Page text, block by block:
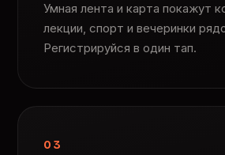
Умная лента и карта покажут
лекции, спорт и вечеринки
Регистрируйся в один тап.
03